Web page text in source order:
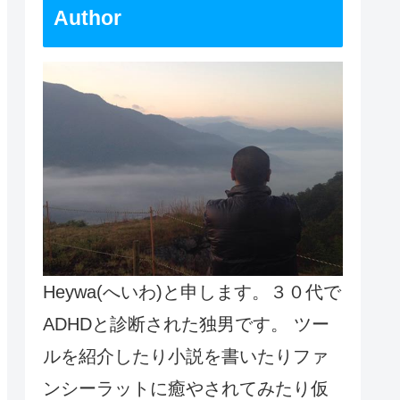
Author
Heywa(へいわ)と申します。３０代で
ADHDと診断された独男です。 ツー
ルを紹介したり小説を書いたりファ
ンシーラットに癒やされてみたり仮